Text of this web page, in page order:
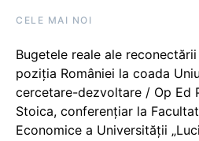
CELE MAI NOI
Bugetele reale ale
poziția României la coada
cercetare-dezvoltare / Op Ed
Stoica, conferențiar la
Economice a Universității